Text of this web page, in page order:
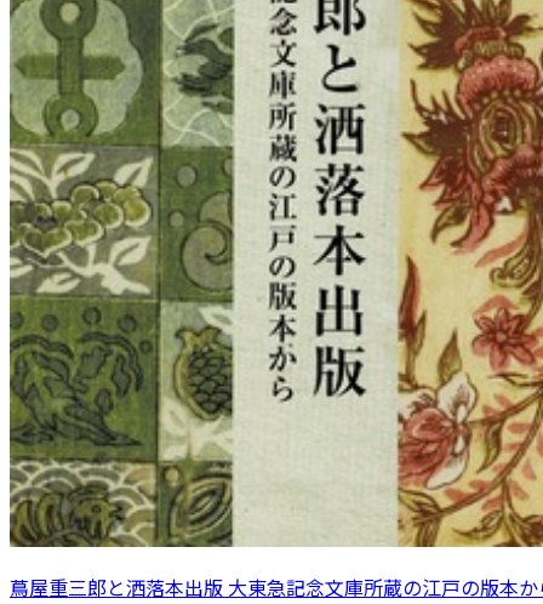
蔦屋重三郎と洒落本出版 大東急記念文庫所蔵の江戸の版本